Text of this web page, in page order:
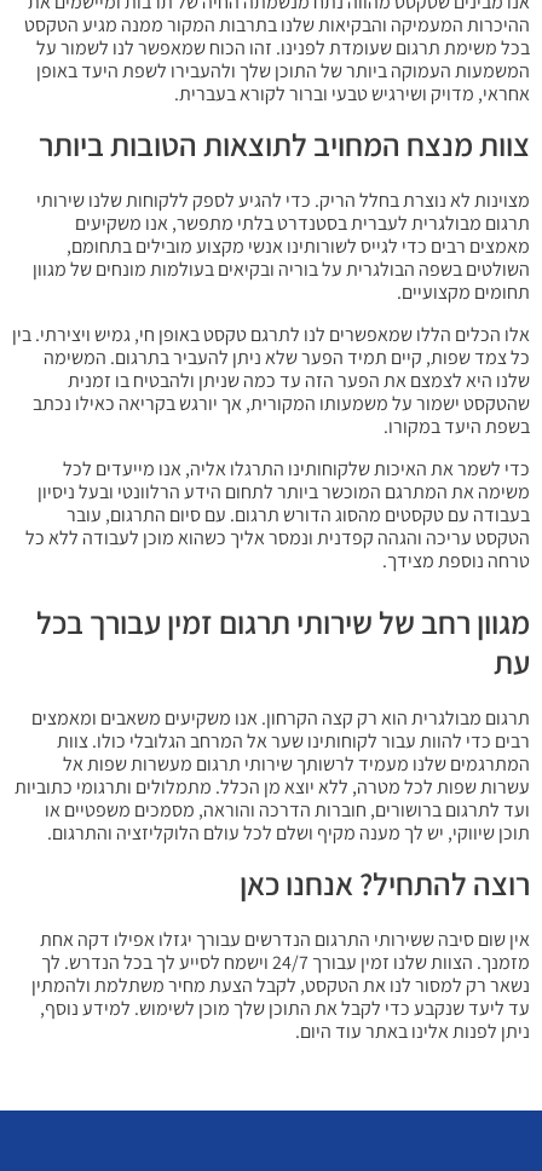
ההיכרות המעמיקה והבקיאות שלנו בתרבות המקור ממנה מגיע הטקסט
בכל משימת תרגום שעומדת לפנינו. זהו הכוח שמאפשר לנו לשמור על
המשמעות העמוקה ביותר של התוכן שלך ולהעבירו לשפת היעד באופן
אחראי, מדויק ושירגיש טבעי וברור לקורא בעברית.
צוות מנצח המחויב לתוצאות הטובות ביותר
מצוינות לא נוצרת בחלל הריק. כדי להגיע לספק ללקוחות שלנו שירותי
תרגום מבולגרית לעברית בסטנדרט בלתי מתפשר, אנו משקיעים
מאמצים רבים כדי לגייס לשורותינו אנשי מקצוע מובילים בתחומם,
השולטים בשפה הבולגרית על בוריה ובקיאים בעולמות מונחים של מגוון
תחומים מקצועיים.
אלו הכלים הללו שמאפשרים לנו לתרגם טקסט באופן חי, גמיש ויצירתי. בין
כל צמד שפות, קיים תמיד הפער שלא ניתן להעביר בתרגום. המשימה
שלנו היא לצמצם את הפער הזה עד כמה שניתן ולהבטיח בו זמנית
שהטקסט ישמור על משמעותו המקורית, אך יורגש בקריאה כאילו נכתב
בשפת היעד במקורו.
כדי לשמר את האיכות שלקוחותינו התרגלו אליה, אנו מייעדים לכל
משימה את המתרגם המוכשר ביותר לתחום הידע הרלוונטי ובעל ניסיון
בעבודה עם טקסטים מהסוג הדורש תרגום. עם סיום התרגום, עובר
הטקסט עריכה והגהה קפדנית ונמסר אליך כשהוא מוכן לעבודה ללא כל
טרחה נוספת מצידך.
מגוון רחב של שירותי תרגום זמין עבורך בכל
עת
תרגום מבולגרית הוא רק קצה הקרחון. אנו משקיעים משאבים ומאמצים
רבים כדי להוות עבור לקוחותינו שער אל המרחב הגלובלי כולו. צוות
המתרגמים שלנו מעמיד לרשותך שירותי תרגום מעשרות שפות אל
עשרות שפות לכל מטרה, ללא יוצא מן הכלל. מתמלולים ותרגומי כתוביות
ועד לתרגום ברושורים, חוברות הדרכה והוראה, מסמכים משפטיים או
תוכן שיווקי, יש לך מענה מקיף ושלם לכל עולם הלוקליזציה והתרגום.
רוצה להתחיל? אנחנו כאן
אין שום סיבה ששירותי התרגום הנדרשים עבורך יגזלו אפילו דקה אחת
מזמנך. הצוות שלנו זמין עבורך 24/7 וישמח לסייע לך בכל הנדרש. לך
נשאר רק למסור לנו את הטקסט, לקבל הצעת מחיר משתלמת ולהמתין
עד ליעד שנקבע כדי לקבל את התוכן שלך מוכן לשימוש. למידע נוסף,
ניתן לפנות אלינו באתר עוד היום.